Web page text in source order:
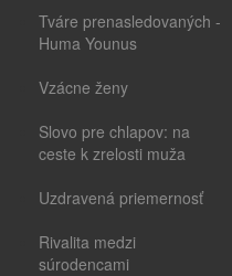
Tváre prenasledovaných -
Huma Younus
Vzácne ženy
Slovo pre chlapov: na
ceste k zrelosti muža
Uzdravená priemernosť
Rivalita medzi
súrodencami